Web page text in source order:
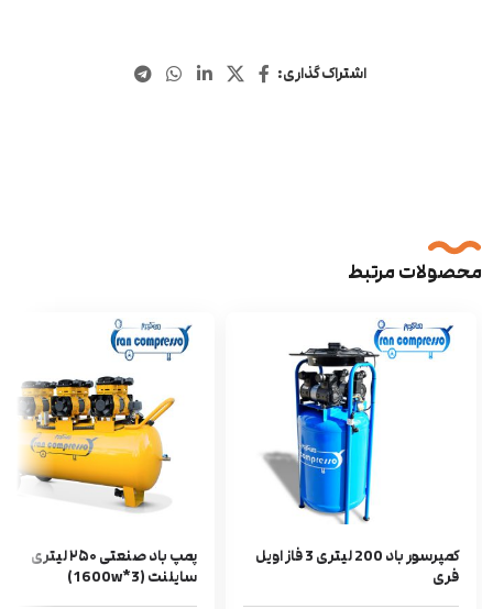
اشتراک گذاری:
محصولات مرتبط
کمپرسور باد 200 لیتری 3 فاز اویل
فری
پمپ باد صنعتی ۲۵۰ لیتری
سایلنت (3*1600w)